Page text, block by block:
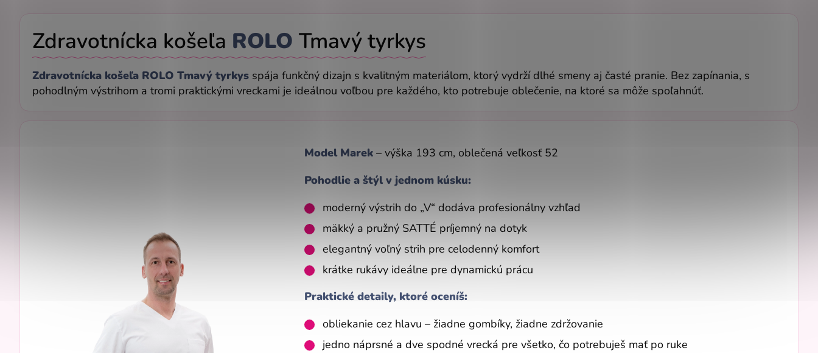
Zdravotnícka košeľa ROLO Tmavý tyrkys
Zdravotnícka košeľa ROLO Tmavý tyrkys spája funkčný dizajn s kvalitným materiálom, ktorý vydrží dlhé smeny aj časté pranie. Bez zapínania, s
pohodlným výstrihom a tromi praktickými vreckami je ideálnou voľbou pre každého, kto potrebuje oblečenie, na ktoré sa môže spoľahnúť.
Model Marek – výška 193 cm, oblečená veľkosť 52
Pohodlie a štýl v jednom kúsku:
moderný výstrih do „V“ dodáva profesionálny vzhľad
mäkký a pružný SATTÉ príjemný na dotyk
elegantný voľný strih pre celodenný komfort
krátke rukávy ideálne pre dynamickú prácu
Praktické detaily, ktoré oceníš:
obliekanie cez hlavu – žiadne gombíky, žiadne zdržovanie
jedno náprsné a dve spodné vrecká pre všetko, čo potrebuješ mať po ruke